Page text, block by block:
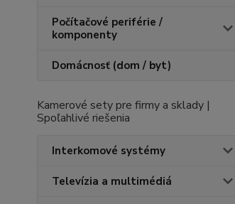
Počítačové periférie /
komponenty
Domácnosť (dom / byt)
Kamerové sety pre firmy a sklady |
Spoľahlivé riešenia
Interkomové systémy
Televízia a multimédiá